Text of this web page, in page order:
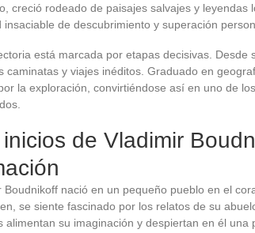
creció rodeado de paisajes salvajes y
insaciable de descubrimiento y superación
está marcada por etapas decisivas. Desde
caminatas y viajes inéditos. Graduado en
la exploración, convirtiéndose así en uno de
de Vladimir
Boudnikoff nació en un pequeño pueblo en el
se siente fascinado por los relatos de su
alimentan su imaginación y despiertan en él una